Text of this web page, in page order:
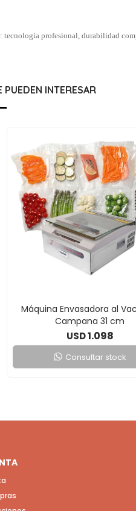
tecnología profesional, durabilidad
INTERESAR
Máquina Envasadora al
Campana 31 cm
USD1.098
Consultar stock